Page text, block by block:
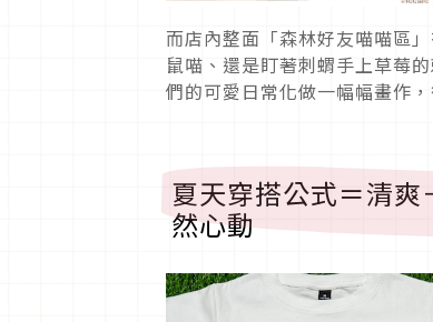
而店內整面「森林好友喵喵區
鼠喵、還是盯著刺蝟手上草莓
們的可愛日常化做一幅幅畫作
夏天穿搭公式＝清
然心動